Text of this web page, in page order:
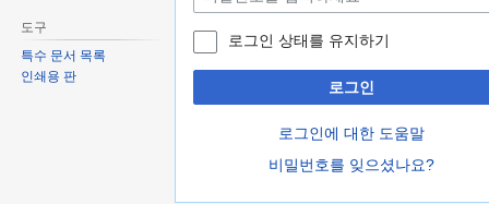
가
기
기
로그인 상태를 유지하기
로그인
로그인에 대한 도움말
비밀번호를 잊으셨나요?
도구
특수 문서 목록
인쇄용 판